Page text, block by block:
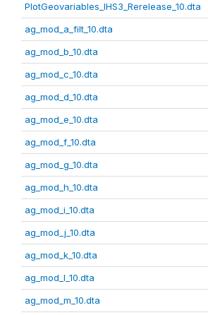
PlotGeovariables_IHS3_Rerelease_10.dta
ag_mod_a_filt_10.dta
ag_mod_b_10.dta
ag_mod_c_10.dta
ag_mod_d_10.dta
ag_mod_e_10.dta
ag_mod_f_10.dta
ag_mod_g_10.dta
ag_mod_h_10.dta
ag_mod_i_10.dta
ag_mod_j_10.dta
ag_mod_k_10.dta
ag_mod_l_10.dta
ag_mod_m_10.dta